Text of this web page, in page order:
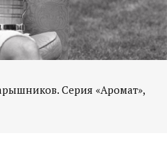
Серия «Аромат»,